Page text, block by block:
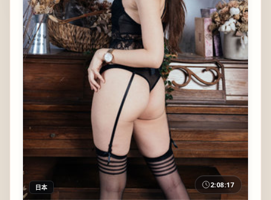
日本 2:08:17